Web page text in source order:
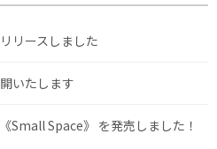
リースしました
いたします
Small Space》 を発売しました！